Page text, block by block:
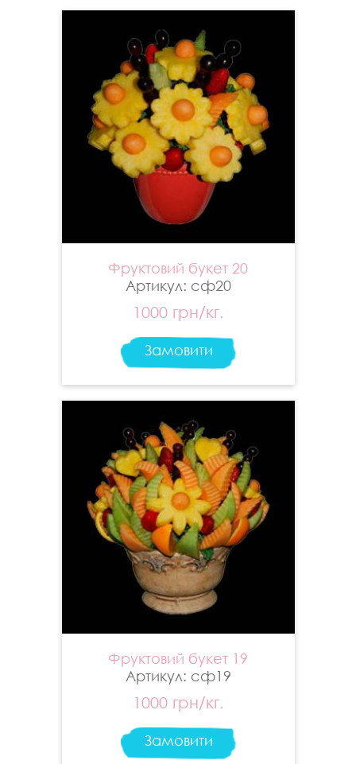
Фруктовий букет 20
Артикул: сф20
1000 грн/кг.
Замовити
Фруктовий букет 19
Артикул: сф19
1000 грн/кг.
Замовити